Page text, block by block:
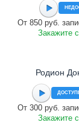
От 850 руб.
Закажите
Родион
От 300 руб.
Закажите